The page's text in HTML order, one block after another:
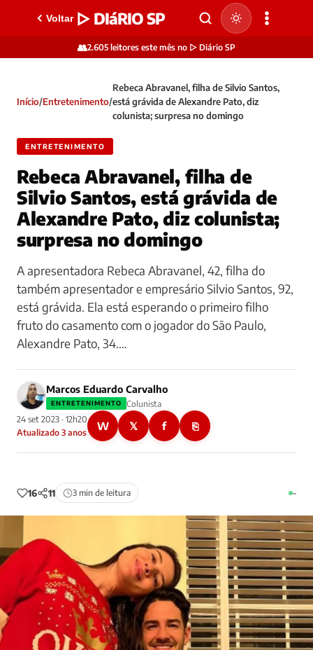
Voltar ▷ DIáRIO SP
👥2.605 leitores este mês no ▷ Diário SP
Início/Entretenimento/
Rebeca Abravanel, filha de Silvio Santos,
está grávida de Alexandre Pato, diz
colunista; surpresa no domingo
ENTRETENIMENTO
Rebeca Abravanel, filha de
Silvio Santos, está grávida de
Alexandre Pato, diz colunista;
surpresa no domingo
A apresentadora Rebeca Abravanel, 42, filha do
também apresentador e empresário Silvio Santos, 92,
está grávida. Ela está esperando o primeiro filho
fruto do casamento com o jogador do São Paulo,
Alexandre Pato, 34.…
Marcos Eduardo Carvalho
ENTRETENIMENTO
Colunista
24 set 2023 · 12h20
Atualizado 3 anos
W 𝕏 f ⎘
16 11 3 min de leitura –